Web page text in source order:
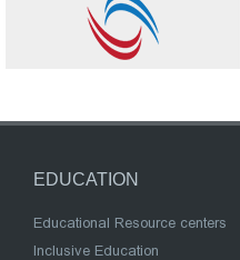
EDUCATION
Educational Resource centers
Inclusive Education